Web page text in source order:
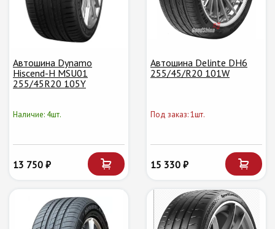
Автошина Dynamo
Hiscend-H MSU01
255/45R20 105Y
Наличие: 4шт.
13 750 ₽
Автошина Delinte DH6
255/45/R20 101W
Под заказ: 1шт.
15 330 ₽